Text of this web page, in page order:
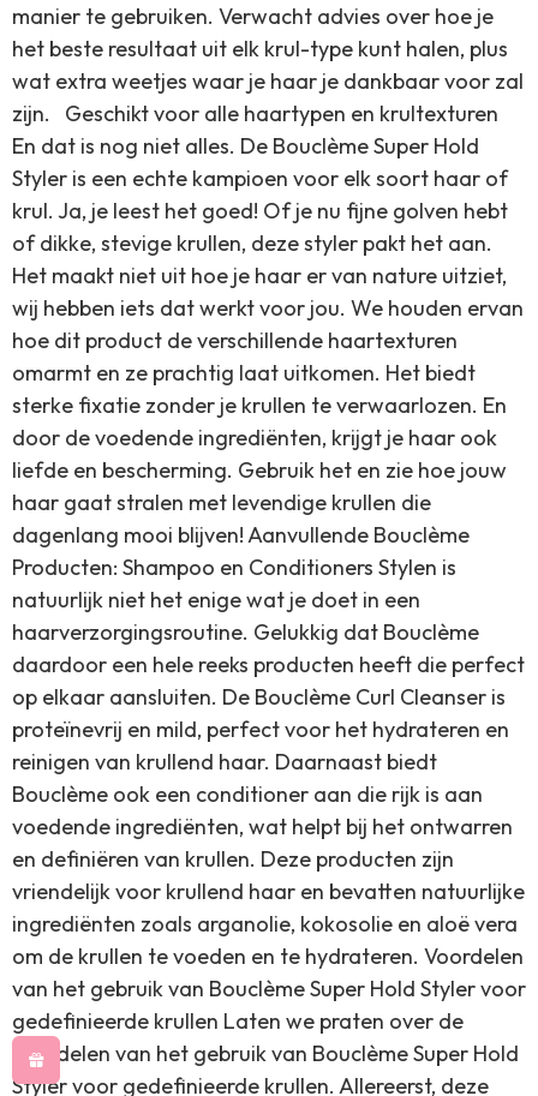
manier te gebruiken. Verwacht advies over hoe je
het beste resultaat uit elk krul-type kunt halen, plus
wat extra weetjes waar je haar je dankbaar voor zal
zijn. Geschikt voor alle haartypen en krultexturen
En dat is nog niet alles. De Bouclème Super Hold
Styler is een echte kampioen voor elk soort haar of
krul. Ja, je leest het goed! Of je nu fijne golven hebt
of dikke, stevige krullen, deze styler pakt het aan.
Het maakt niet uit hoe je haar er van nature uitziet,
wij hebben iets dat werkt voor jou. We houden ervan
hoe dit product de verschillende haartexturen
omarmt en ze prachtig laat uitkomen. Het biedt
sterke fixatie zonder je krullen te verwaarlozen. En
door de voedende ingrediënten, krijgt je haar ook
liefde en bescherming. Gebruik het en zie hoe jouw
haar gaat stralen met levendige krullen die
dagenlang mooi blijven! Aanvullende Bouclème
Producten: Shampoo en Conditioners Stylen is
natuurlijk niet het enige wat je doet in een
haarverzorgingsroutine. Gelukkig dat Bouclème
daardoor een hele reeks producten heeft die perfect
op elkaar aansluiten. De Bouclème Curl Cleanser is
proteïnevrij en mild, perfect voor het hydrateren en
reinigen van krullend haar. Daarnaast biedt
Bouclème ook een conditioner aan die rijk is aan
voedende ingrediënten, wat helpt bij het ontwarren
en definiëren van krullen. Deze producten zijn
vriendelijk voor krullend haar en bevatten natuurlijke
ingrediënten zoals arganolie, kokosolie en aloë vera
om de krullen te voeden en te hydrateren. Voordelen
van het gebruik van Bouclème Super Hold Styler voor
gedefinieerde krullen Laten we praten over de
voordelen van het gebruik van Bouclème Super Hold
Styler voor gedefinieerde krullen. Allereerst, deze